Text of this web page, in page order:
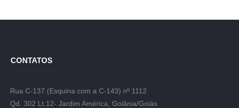
CONTATOS
Rua C-137 (Esquina com a C-143) nº 1112
Qd. 302 Lt.12- Jardim América, Goiânia/Goiás